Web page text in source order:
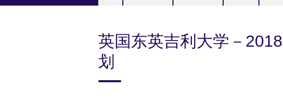
英国东英吉利大学－
划